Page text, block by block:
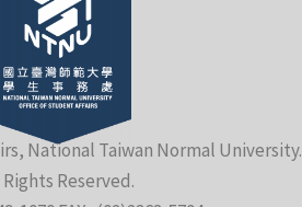
National Taiwan Normal University.
Reserved.